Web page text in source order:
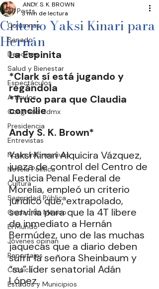
All Posts
Columnas
Senado
Deportes
Salud y Bienestar
Espectáculos
Artículos
Congreso Cdmx
Presidencia
Entrevistas
Notas Informativas
Novela Política
Cultura
Seguridad Pública
Ciudad de México
El Mundo
Jóvenes opinan
Reportajes
Crónica
Estados y Municipios
Criterio Yaksi Kinari para
Hernán
.ANDY. S. K. BROWN
3 min de lectura
La Espinita
*Clark sí está jugando y
regándola
*Truco para que Claudia
concilie
Andy S. K. Brown*
Yaksi Kinari Alquicira Vázquez,
jueza de control del Centro de
Justicia Penal Federal de
Morelia, empleó un criterio
jurídico que, extrapolado,
serviría para que la 4T libere
de inmediato a Hernán
Bermúdez, uno de las muchas
jaquecas que a diario deben
sufrir la señora Sheinbaum y
“su” líder senatorial Adán
López.